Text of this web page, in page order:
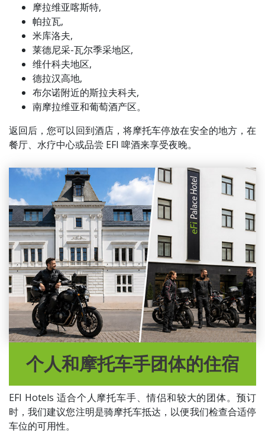
摩拉维亚喀斯特,
帕拉瓦,
米库洛夫,
莱德尼采-瓦尔季采地区,
维什科夫地区,
德拉汉高地,
布尔诺附近的斯拉夫科夫,
南摩拉维亚和葡萄酒产区。
返回后，您可以回到酒店，将摩托车停放在安全的地方，在
餐厅、水疗中心或品尝 EFI 啤酒来享受夜晚。
个人和摩托车手团体的住宿
EFI Hotels 适合个人摩托车手、情侣和较大的团体。预订
时，我们建议您注明是骑摩托车抵达，以便我们检查合适停
车位的可用性。